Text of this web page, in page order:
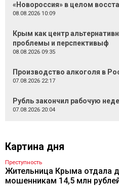
«Новороссия» в целом
08.08.2026 10:09
Крым как центр
проблемы и перспективыф
08.08.2026 09:35
Производство алкоголя в
07.08.2026 22:17
Рубль закончил рабочую
07.08.2026 20:04
Картина дня
Преступность
Жительница Крыма отдала
мошенникам 14,5 млн